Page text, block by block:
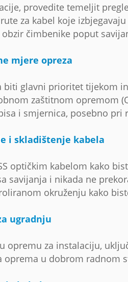
provedite temeljit
za kabel koje
čimbenike poput
mjere opreza
biti glavni prioritet tijekom
zaštitnom opremom
i smjernica, posebno
i skladištenje kabela
optičkim kabelom kako
savijanja i nikada ne
okruženju kako
ugradnju
opremu za instalaciju,
oprema u dobrom radnom